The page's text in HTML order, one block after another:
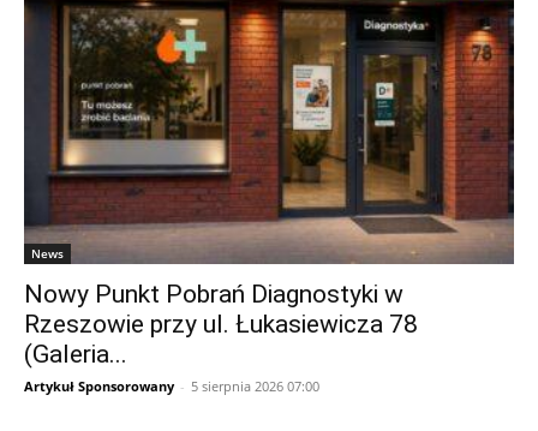
News
Nowy Punkt Pobrań Diagnostyki w
Rzeszowie przy ul. Łukasiewicza 78
(Galeria...
Artykuł Sponsorowany - 5 sierpnia 2026 07:00